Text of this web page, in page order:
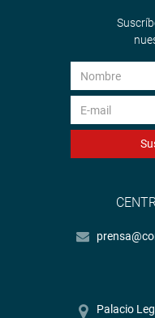
Palacio